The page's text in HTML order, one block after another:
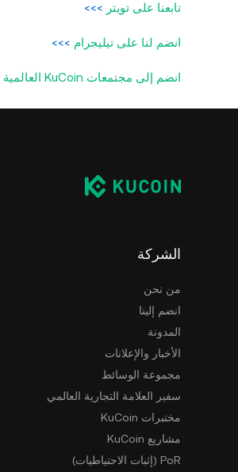
تابعنا على تويتر >>>
انضم لنا على تيليجرام >>>
انضم إلى مجتمعات KuCoin العالمية
الشركة
من نحن
انضم إلينا
المدونة
الأخبار والإعلانات
مجموعة الوسائط
سفير العلامة التجارية العالمي
مختبرات KuCoin
مشاريع KuCoin
PoR (إثبات الاحتياطيات)